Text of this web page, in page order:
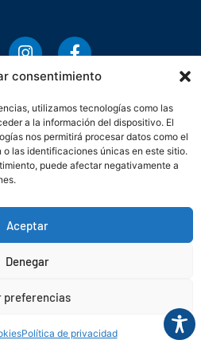
consentimiento
utilizamos tecnologías como las
a la información del dispositivo. El
nos permitirá procesar datos como el
las identificaciones únicas en este sitio.
puede afectar negativamente a
Aceptar
Denegar
preferencias
Política de privacidad
Asturiana de Empresarios
de cookies